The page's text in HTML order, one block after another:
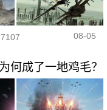
7107 08-05
何成了一地鸡毛？